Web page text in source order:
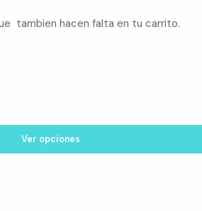
tambien hacen falta en tu carrito.
Ver opciones